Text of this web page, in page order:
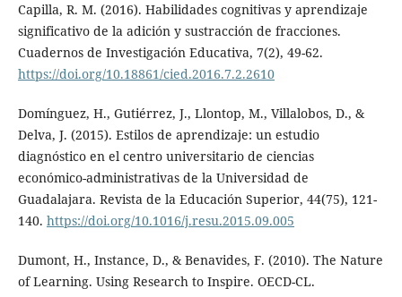
Capilla, R. M. (2016). Habilidades cognitivas y aprendizaje
significativo de la adición y sustracción de fracciones.
Cuadernos de Investigación Educativa, 7(2), 49-62.
https://doi.org/10.18861/cied.2016.7.2.2610
Domínguez, H., Gutiérrez, J., Llontop, M., Villalobos, D., &
Delva, J. (2015). Estilos de aprendizaje: un estudio
diagnóstico en el centro universitario de ciencias
económico-administrativas de la Universidad de
Guadalajara. Revista de la Educación Superior, 44(75), 121-
140. https://doi.org/10.1016/j.resu.2015.09.005
Dumont, H., Instance, D., & Benavides, F. (2010). The Nature
of Learning. Using Research to Inspire. OECD-CL.